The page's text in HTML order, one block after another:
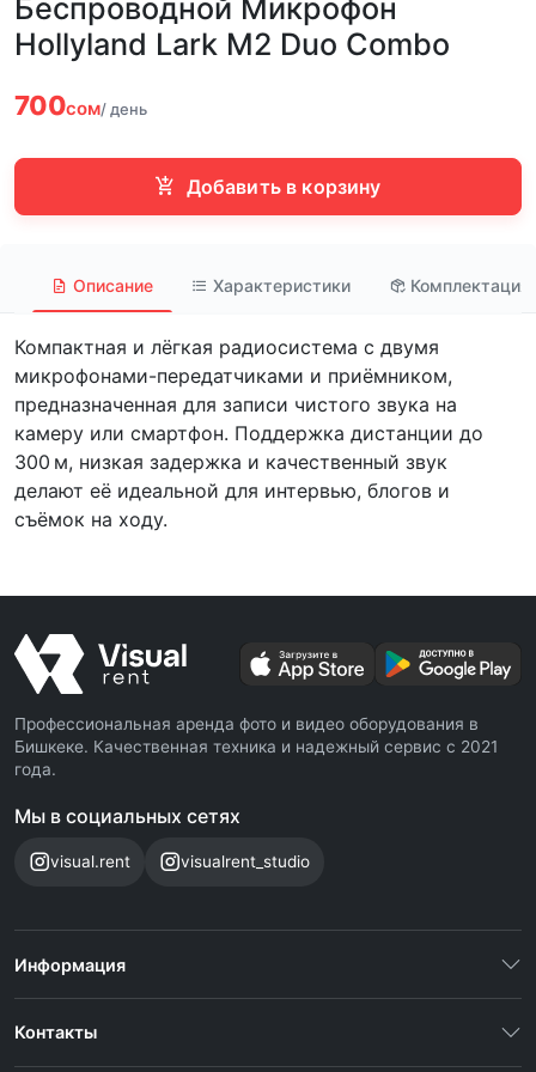
Беспроводной Микрофон
Hollyland Lark M2 Duo Combo
700сом/ день
Добавить в корзину
Описание Характеристики Комплектация
Компактная и лёгкая радиосистема с двумя
микрофонами-передатчиками и приёмником,
предназначенная для записи чистого звука на
камеру или смартфон. Поддержка дистанции до
300 м, низкая задержка и качественный звук
делают её идеальной для интервью, блогов и
съёмок на ходу.
Профессиональная аренда фото и видео оборудования в
Бишкеке. Качественная техника и надежный сервис с 2021
года.
Мы в социальных сетях
visual.rent visualrent_studio
Информация
Контакты